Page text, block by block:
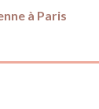
à Paris